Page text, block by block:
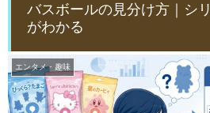
バスボールの見分け方｜シ
がわかる
エンタメ・趣味